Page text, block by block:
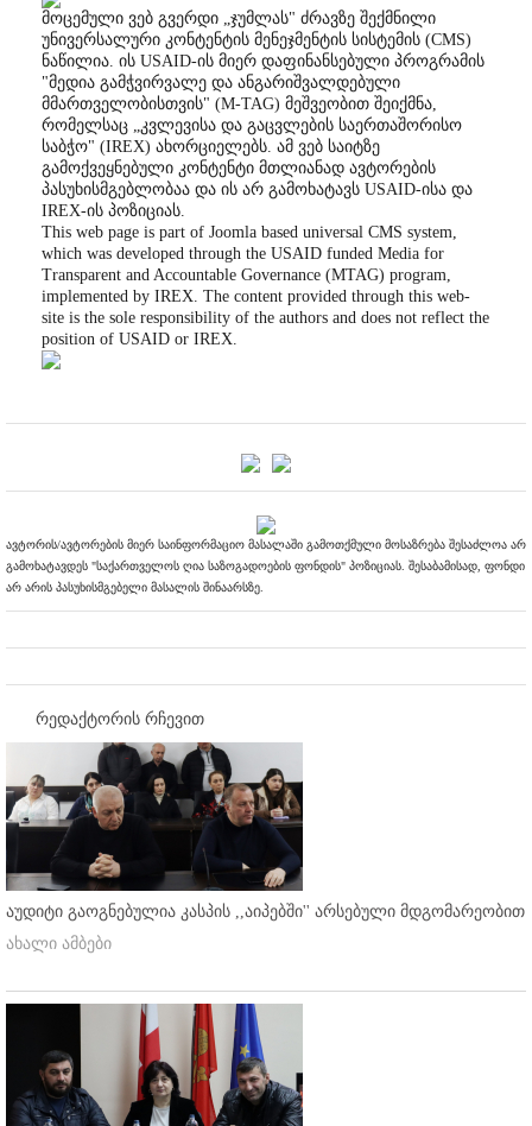
მოცემული ვებ გვერდი „ჯუმლას" ძრავზე შექმნილი
უნივერსალური კონტენტის მენეჯმენტის სისტემის (CMS)
ნაწილია. ის USAID-ის მიერ დაფინანსებული პროგრამის
"მედია გამჭვირვალე და ანგარიშვალდებული
მმართველობისთვის" (M-TAG) მეშვეობით შეიქმნა,
რომელსაც „კვლევისა და გაცვლების საერთაშორისო
საბჭო" (IREX) ახორციელებს. ამ ვებ საიტზე
გამოქვეყნებული კონტენტი მთლიანად ავტორების
პასუხისმგებლობაა და ის არ გამოხატავს USAID-ისა და
IREX-ის პოზიციას.
This web page is part of Joomla based universal CMS system,
which was developed through the USAID funded Media for
Transparent and Accountable Governance (MTAG) program,
implemented by IREX. The content provided through this web-
site is the sole responsibility of the authors and does not reflect the
position of USAID or IREX.
ავტორის/ავტორების მიერ საინფორმაციო მასალაში გამოთქმული მოსაზრება შესაძლოა არ
გამოხატავდეს "საქართველოს ღია საზოგადოების ფონდის" პოზიციას. შესაბამისად, ფონდი
არ არის პასუხისმგებელი მასალის შინაარსზე.
რედაქტორის რჩევით
აუდიტი გაოგნებულია კასპის ,,აიპებში'' არსებული მდგომარეობით
ახალი ამბები